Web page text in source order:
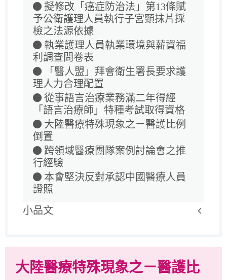
擬修改「癌症防治法」第13條賦
予公衛護理人員執行子宮頸抹片採
檢之法源依據
執業護理人員執業環境與薪資福
利調查問卷表
「醫人盟」拜會衛生署長要求護
理人力合理配置
從事語言治療業務滿二年得經
「語言治療師」特種考試取得資格
大陸醫療特殊現象之ㄧ醫護比例
倒置
跨領域醫療團隊案例討論會之推
行經驗
本會堅決反對承認中國醫療人員
證照
小品文
大陸醫療特殊現象之ㄧ醫護比